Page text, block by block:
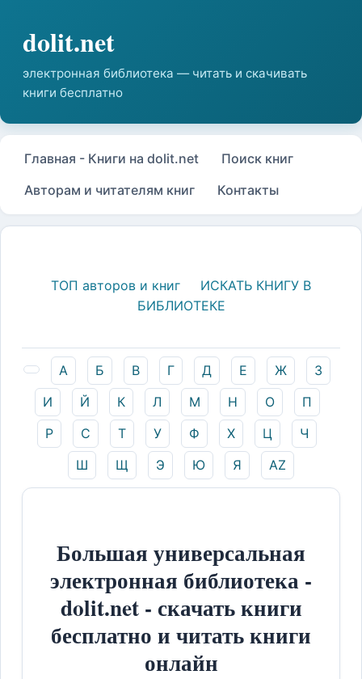
Главная - Книги на dolit.net
Поиск книг
Авторам и читателям книг
Контакты
ТОП авторов и книг
ИСКАТЬ КНИГУ В
БИБЛИОТЕКЕ
А Б В Г Д Е Ж
З
И
Й К Л М Н О
П
Р
С Т У Ф Х Ц
Ч
Ш
Щ Э Ю Я AZ
Большая универсальная
электронная библиотека -
dolit.net - скачать книги
бесплатно и читать книги
онлайн